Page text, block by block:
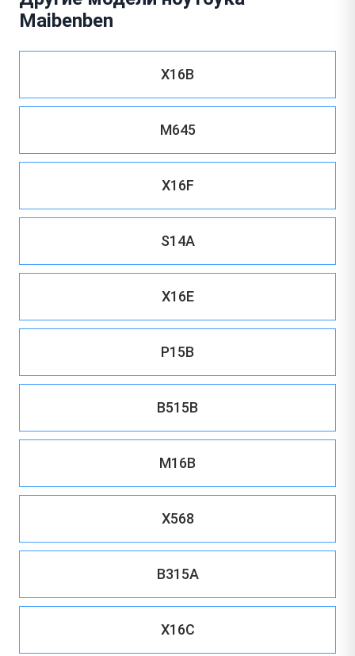
Maibenben
X16B
M645
X16F
S14A
X16E
P15B
B515B
M16B
X568
B315A
X16C